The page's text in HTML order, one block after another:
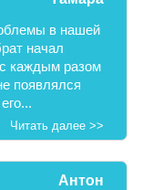
в нашей
начал
каждым разом
появлялся
Читать далее >>
Антон